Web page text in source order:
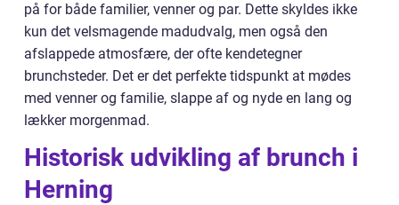
på for både familier, venner og par. Dette skyldes ikke
kun det velsmagende madudvalg, men også den
afslappede atmosfære, der ofte kendetegner
brunchsteder. Det er det perfekte tidspunkt at mødes
med venner og familie, slappe af og nyde en lang og
lækker morgenmad.
Historisk udvikling af brunch i
Herning